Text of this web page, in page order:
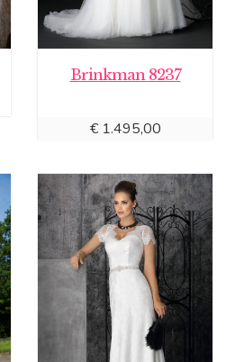
Brinkman 8237
€1.495,00